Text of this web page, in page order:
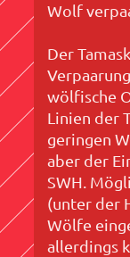
Wolf
Der
wölfische
Linien der
geringen
aber der
SWH.
(unter der
Wölfe
allerdings